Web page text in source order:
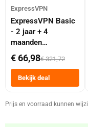
ExpressVPN
ExpressVPN Basic
- 2 jaar + 4
maanden
abonnement
€ 66,98€ 321,72
Bekijk deal
Prijs en voorraad kunnen